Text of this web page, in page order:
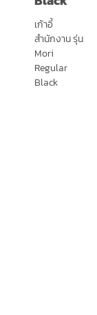
เก้าอี้
สำนักงาน รุ่น
Mori
Regular
Black